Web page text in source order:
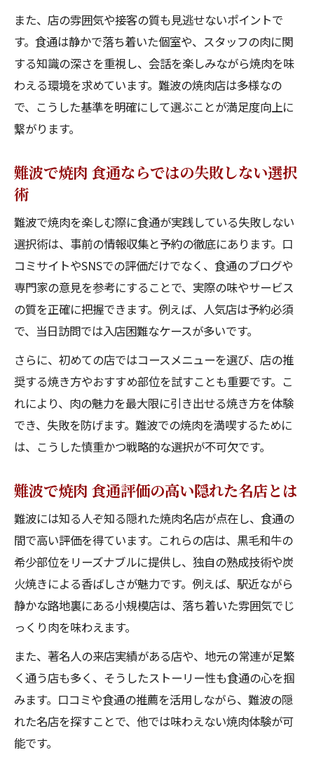
難波で焼肉 食通が再訪したい名店の条件
難波で焼肉 食通が伝授する満足度向上術
また、店の雰囲気や接客の質も見逃せないポイントで
す。食通は静かで落ち着いた個室や、スタッフの肉に関
する知識の深さを重視し、会話を楽しみながら焼肉を味
わえる環境を求めています。難波の焼肉店は多様なの
で、こうした基準を明確にして選ぶことが満足度向上に
繋がります。
難波で焼肉 食通ならではの失敗しない選択
術
難波で焼肉を楽しむ際に食通が実践している失敗しない
選択術は、事前の情報収集と予約の徹底にあります。口
コミサイトやSNSでの評価だけでなく、食通のブログや
専門家の意見を参考にすることで、実際の味やサービス
の質を正確に把握できます。例えば、人気店は予約必須
で、当日訪問では入店困難なケースが多いです。
さらに、初めての店ではコースメニューを選び、店の推
奨する焼き方やおすすめ部位を試すことも重要です。こ
れにより、肉の魅力を最大限に引き出せる焼き方を体験
でき、失敗を防げます。難波での焼肉を満喫するために
は、こうした慎重かつ戦略的な選択が不可欠です。
難波で焼肉 食通評価の高い隠れた名店とは
難波には知る人ぞ知る隠れた焼肉名店が点在し、食通の
間で高い評価を得ています。これらの店は、黒毛和牛の
希少部位をリーズナブルに提供し、独自の熟成技術や炭
火焼きによる香ばしさが魅力です。例えば、駅近ながら
静かな路地裏にある小規模店は、落ち着いた雰囲気でじ
っくり肉を味わえます。
また、著名人の来店実績がある店や、地元の常連が足繁
く通う店も多く、そうしたストーリー性も食通の心を掴
みます。口コミや食通の推薦を活用しながら、難波の隠
れた名店を探すことで、他では味わえない焼肉体験が可
能です。